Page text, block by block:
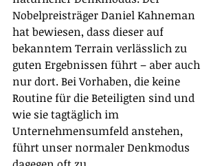
Nobelpreisträger Daniel Kahneman
hat bewiesen, dass dieser auf
bekanntem Terrain verlässlich zu
guten Ergebnissen führt – aber auch
nur dort. Bei Vorhaben, die keine
Routine für die Beteiligten sind und
wie sie tagtäglich im
Unternehmensumfeld anstehen,
führt unser normaler Denkmodus